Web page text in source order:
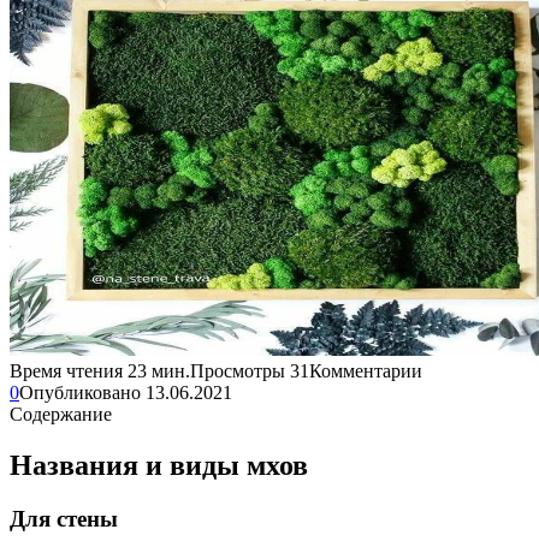
Время чтения 23 мин.Просмотры 31Комментарии
0Опубликовано 13.06.2021
Содержание
Названия и виды мхов
Для стены